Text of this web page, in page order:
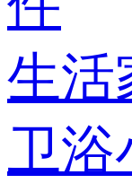
生活
卫浴